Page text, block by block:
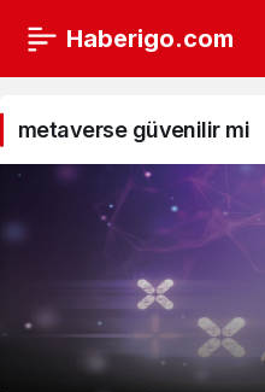
Haberigo.com
metaverse
güvenilir
mi
Haberleri
metaverse güvenilir mi